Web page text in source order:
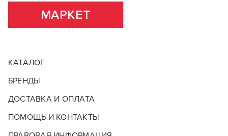
МАРКЕТ
КАТАЛОГ
БРЕНДЫ
ДОСТАВКА И ОПЛАТА
ПОМОЩЬ И КОНТАКТЫ